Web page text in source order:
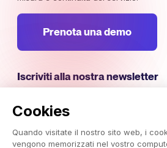
Cookies
Quando visitate il nostro sito web, i
vengono memorizzati nel vostro
Prenota una demo
Iscriviti alla nostra newsletter
sulle tendenze e sulle informazioni
attenzione.